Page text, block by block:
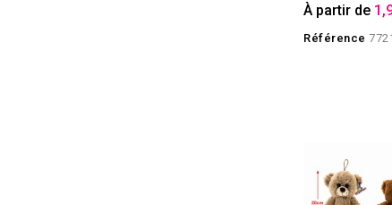
À partir de
Référence